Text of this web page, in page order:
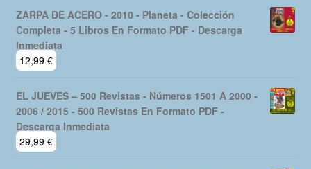
ZARPA DE ACERO - 2010 - Planeta - Colección
Completa - 5 Libros En Formato PDF - Descarga
Inmediata
12,99 €
EL JUEVES – 500 Revistas - Números 1501 A 2000 -
2006 / 2015 - 500 Revistas En Formato PDF -
Descarga Inmediata
29,99 €